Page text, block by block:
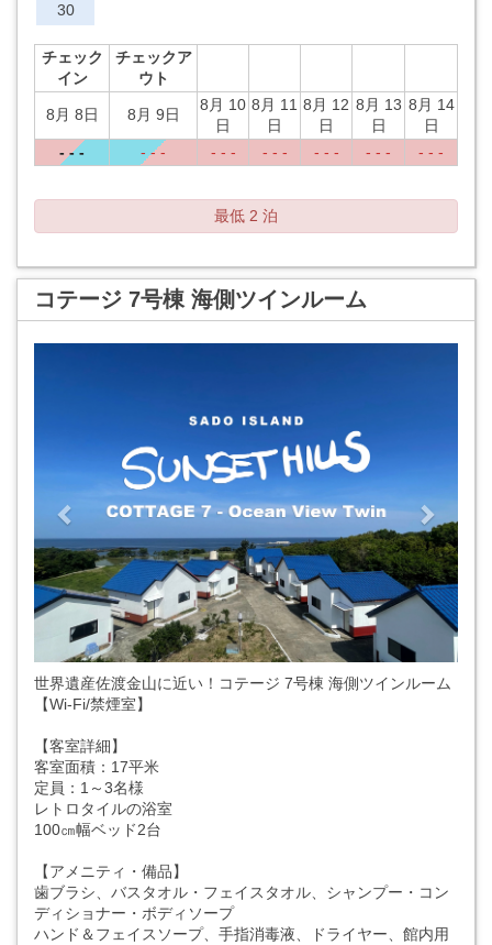
30
チェック
イン
チェックア
ウト
8月 8日 8月 9日
8月 10
日
8月 11
日
8月 12
日
8月 13
日
8月 14
日
- - -
- - - - - - - - - - - - - - - - - -
最低 2 泊
コテージ 7号棟 海側ツインルーム
世界遺産佐渡金山に近い！コテージ 7号棟 海側ツインルーム
【Wi-Fi/禁煙室】
【客室詳細】
客室面積：17平米
定員：1～3名様
レトロタイルの浴室
100㎝幅ベッド2台
【アメニティ・備品】
歯ブラシ、バスタオル・フェイスタオル、シャンプー・コン
ディショナー・ボディソープ
ハンド＆フェイスソープ、手指消毒液、ドライヤー、館内用